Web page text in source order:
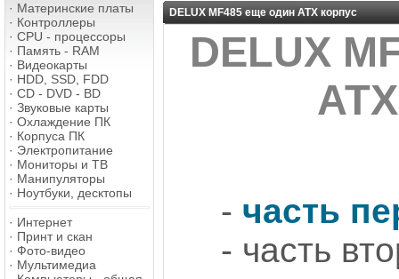
· Материнские платы
· Контроллеры
· CPU - процессоры
· Память - RAM
· Видеокарты
· HDD, SSD, FDD
· CD - DVD - BD
· Звуковые карты
· Охлаждение ПК
· Корпуса ПК
· Электропитание
· Мониторы и ТВ
· Манипуляторы
· Ноутбуки, десктопы
· Интернет
· Принт и скан
· Фото-видео
· Мультимедиа
DELUX MF485 еще один ATX корпус
DELUX
- часть
- часть